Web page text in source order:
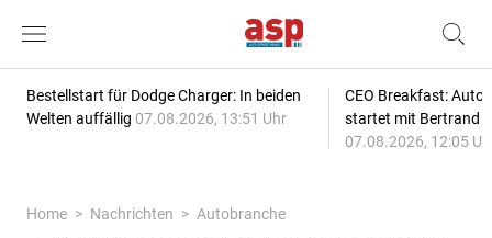
Bestellstart für Dodge Charger: In beiden
Welten auffällig 07.08.2026, 13:51 Uhr
CEO Breakfast:
startet mit Bertrand
07.08.2026, 12:05
Home Nachrichten
Autobranche